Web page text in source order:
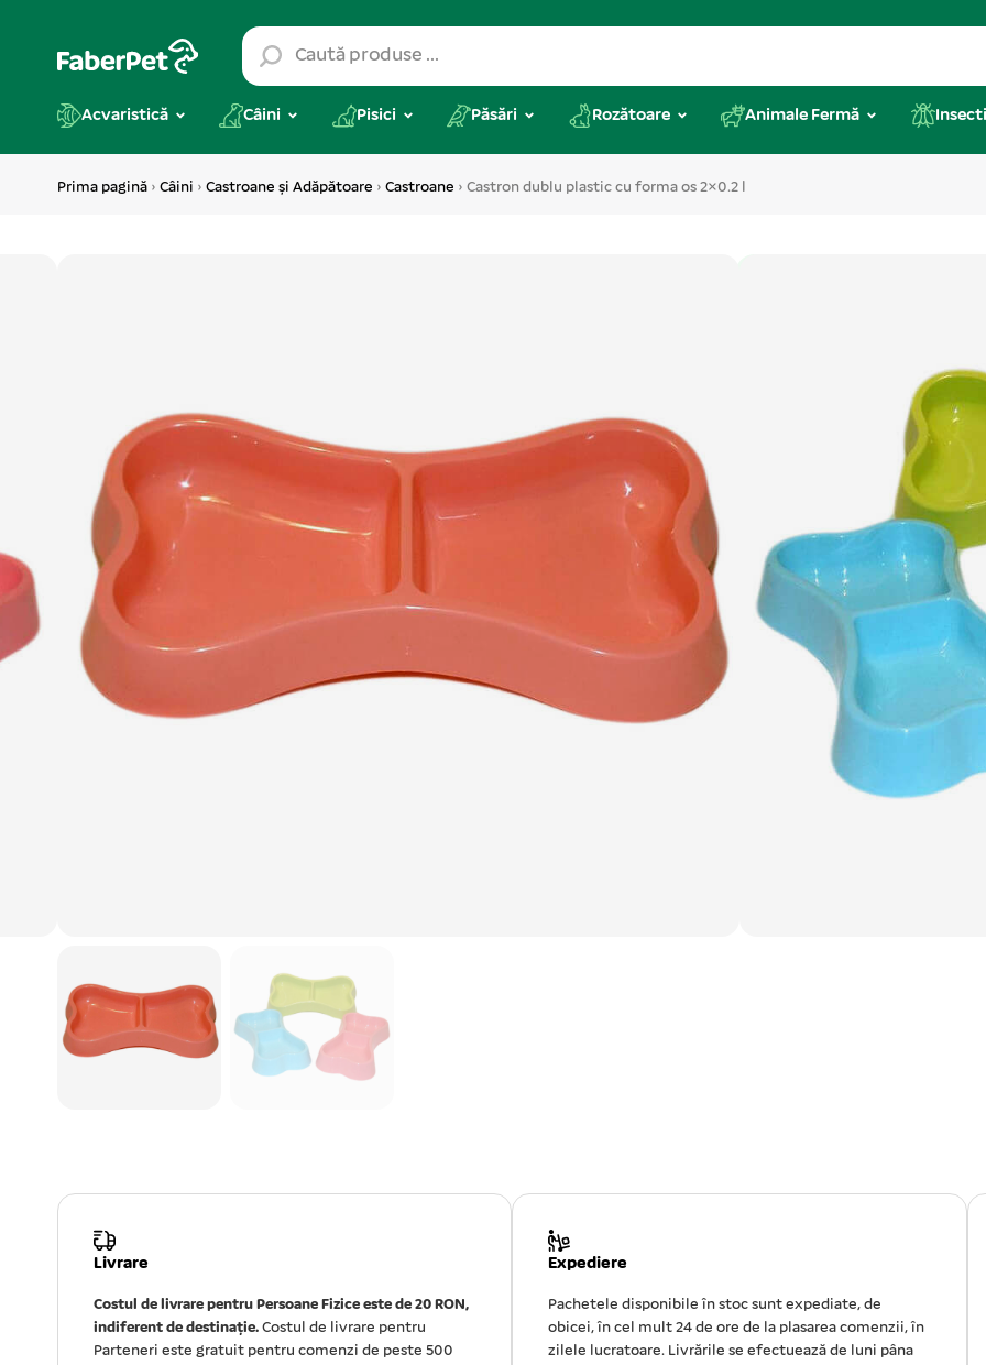
Acvaristică Câini Pisici Păsări Rozătoare Animale Fermă
Prima pagină › Câini › Castroane și Adăpătoare › Castroane › Castron dublu plastic cu forma os 2×0.2 l
Este pentru servitul mesei la
posibilă hrănirea animalelor
Citeste mai
Câini,
10.03 lei
1 buc. per set
Adaugă în coș
Livrare Gratuită de la200 lei
Livrare
Costul de livrare pentru Persoane Fizice este de 20 RON,
indiferent de destinație. Costul de livrare pentru
Parteneri este gratuit pentru comenzi de peste 500
Expediere
Pachetele disponibile în stoc sunt expediate, de
obicei, în cel mult 24 de ore de la plasarea comenzii, în
zilele lucratoare. Livrările se efectuează de luni pâna